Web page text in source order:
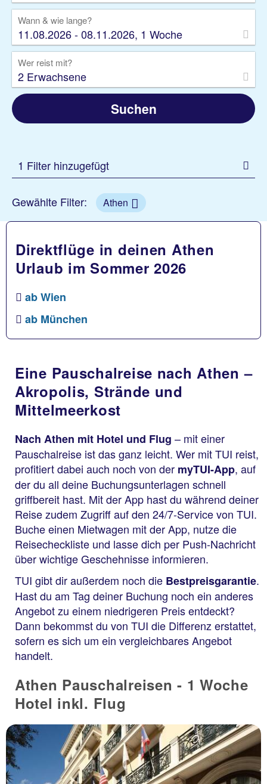
Wann & wie lange?
11.08.2026 - 08.11.2026, 1 Woche
Wer reist mit?
2 Erwachsene
Suchen
1 Filter hinzugefügt
Gewählte Filter: Athen
Direktflüge in deinen Athen
Urlaub im Sommer 2026
ab Wien
ab München
Eine Pauschalreise nach Athen –
Akropolis, Strände und
Mittelmeerkost
Nach Athen mit Hotel und Flug – mit einer
Pauschalreise ist das ganz leicht. Wer mit TUI reist,
profitiert dabei auch noch von der myTUI-App, auf
der du all deine Buchungsunterlagen schnell
griffbereit hast. Mit der App hast du während deiner
Reise zudem Zugriff auf den 24/7-Service von TUI.
Buche einen Mietwagen mit der App, nutze die
Reisecheckliste und lasse dich per Push-Nachricht
über wichtige Geschehnisse informieren.
TUI gibt dir außerdem noch die Bestpreisgarantie.
Hast du am Tag deiner Buchung noch ein anderes
Angebot zu einem niedrigeren Preis entdeckt?
Dann bekommst du von TUI die Differenz erstattet,
sofern es sich um ein vergleichbares Angebot
handelt.
Athen Pauschalreisen - 1 Woche
Hotel inkl. Flug